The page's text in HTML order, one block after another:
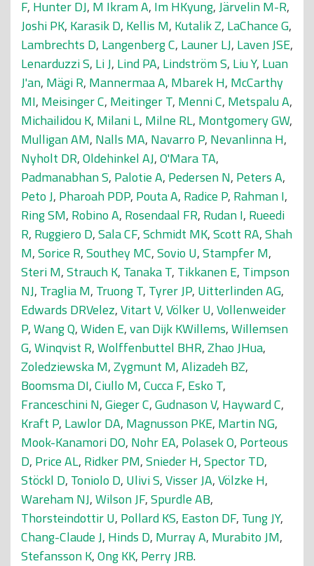
F, Hunter DJ, M Ikram A, Im HKyung,Järvelin M-R,
Joshi PK, Karasik D, Kellis M, Kutalik Z, LaChance G,
Lambrechts D, Langenberg C, Launer LJ, Laven JSE,
Lenarduzzi S, Li J, Lind PA, Lindström S, Liu Y, Luan
J'an, Mägi R, Mannermaa A, Mbarek H, McCarthy
MI, Meisinger C, Meitinger T, Menni C, Metspalu A,
Michailidou K, Milani L, Milne RL, Montgomery GW,
Mulligan AM, Nalls MA, Navarro P, Nevanlinna H,
Nyholt DR,Oldehinkel AJ,O'Mara TA,
Padmanabhan S, Palotie A, Pedersen N, Peters A,
Peto J, Pharoah PDP, Pouta A, Radice P, Rahman I,
Ring SM, Robino A, Rosendaal FR, Rudan I, Rueedi
R, Ruggiero D,Sala CF,Schmidt MK,Scott RA,Shah
M,Sorice R,Southey MC,Sovio U,Stampfer M,
Steri M,Strauch K, Tanaka T, Tikkanen E, Timpson
NJ, Traglia M, Truong T, Tyrer JP, Uitterlinden AG,
Edwards DRVelez,Vitart V,Völker U,Vollenweider
P,Wang Q,Widen E,van Dijk KWillems,Willemsen
G,Winqvist R,Wolffenbuttel BHR,Zhao JHua,
Zoledziewska M,Zygmunt M,Alizadeh BZ,
Boomsma DI,Ciullo M,Cucca F, Esko T,
Franceschini N,Gieger C,Gudnason V, Hayward C,
Kraft P, Lawlor DA, Magnusson PKE, Martin NG,
Mook-Kanamori DO, Nohr EA, Polasek O, Porteous
D, Price AL, Ridker PM,Snieder H,Spector TD,
Stöckl D, Toniolo D, Ulivi S,Visser JA,Völzke H,
Wareham NJ,Wilson JF,Spurdle AB,
Thorsteindottir U, Pollard KS, Easton DF, Tung JY,
Chang-Claude J, Hinds D, Murray A, Murabito JM,
Stefansson K,Ong KK, Perry JRB.